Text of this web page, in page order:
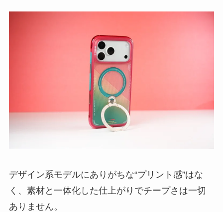
デザイン系モデルにありがちな“プリント感”はな
く、素材と一体化した仕上がりでチープさは一切
ありません。